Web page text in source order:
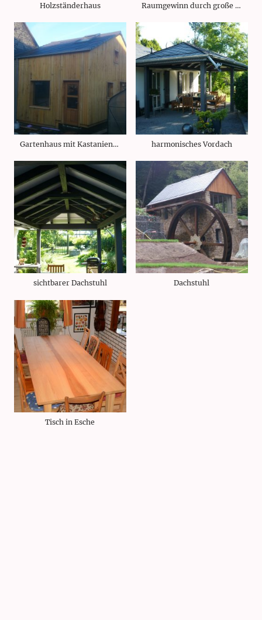
Holzständerhaus Raumgewinn durch große Gaube
Gartenhaus mit Kastanienholz-Fassade harmonisches Vordach
sichtbarer Dachstuhl Dachstuhl
Tisch in Esche